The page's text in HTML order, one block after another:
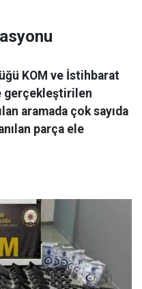
KOM ve İstihbarat
gerçekleştirilen
aramada çok sayıda
parça ele